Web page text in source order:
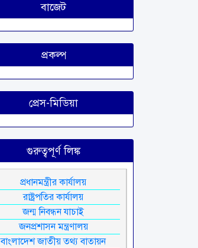
বাজেট
প্রকল্প
প্রেস-মিডিয়া
গুরুত্বপূর্ণ লিঙ্ক
প্রধানমন্ত্রীর কার্যালয়
রাষ্ট্রপতির কার্যালয়
জন্ম নিবন্ধন যাচাই
জনপ্রশাসন মন্ত্রণালয়
বাংলাদেশ জাতীয় তথ্য বাতায়ন